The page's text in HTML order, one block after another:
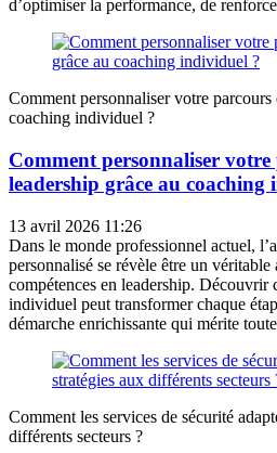
d’optimiser la performance, de
Comment personnaliser votre parcours
coaching individuel ?
Comment personnaliser votre
leadership grâce au coaching
13 avril 2026 11:26
Dans le monde professionnel actuel,
personnalisé se révèle être un
compétences en leadership. Découvrir
individuel peut transformer chaque
démarche enrichissante qui mérite
Comment les services de sécurité
différents secteurs ?